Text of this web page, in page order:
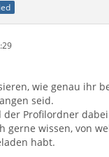
wie genau ihr
seid.
der Profilordner
gerne wissen, von
habt.